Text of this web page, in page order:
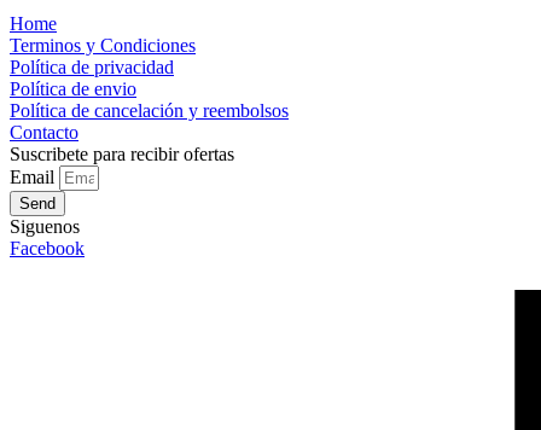
Home
Terminos y Condiciones
Política de privacidad
Política de envio
Política de cancelación y reembolsos
Contacto
Suscribete para recibir ofertas
Email
Send
Siguenos
Facebook